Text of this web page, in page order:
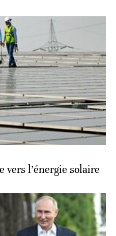
vers l’énergie solaire